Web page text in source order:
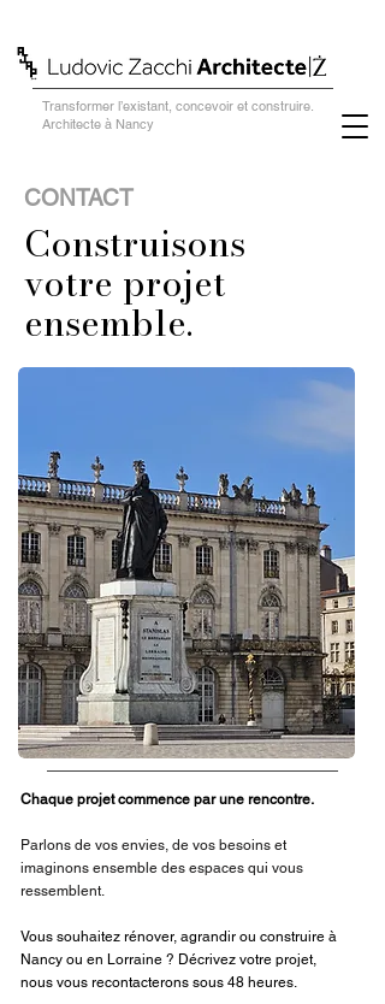
Transformer l’existant, concevoir et construire.
Architecte à Nancy
CONTACT
Construisons
votre projet
ensemble.
Chaque projet commence par une rencontre.
Parlons de vos envies, de vos besoins et
imaginons ensemble des espaces qui vous
ressemblent.
Vous souhaitez rénover, agrandir ou construire à
Nancy ou en Lorraine ? Décrivez votre projet,
nous vous recontacterons sous 48 heures.